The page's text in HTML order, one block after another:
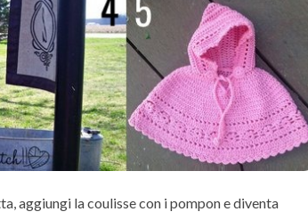
aggiungi la coulisse con i pompon e diventa